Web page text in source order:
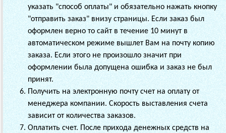
указать "способ оплаты" и обязательно нажать кнопку
"отправить заказ" внизу страницы. Если заказ был
оформлен верно то сайт в течение 10 минут в
автоматическом режиме вышлет Вам на почту копию
заказа. Если этого не произошло значит при
оформлении была допущена ошибка и заказ не был
принят.
Получить на электронную почту счет на оплату от
менеджера компании. Скорость выставления счета
зависит от количества заказов.
Оплатить счет. После прихода денежных средств на